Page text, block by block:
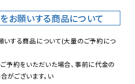
お願いする商品について
する商品について(大量のご予約につ
予約をいただいた場合、事前に代金の
がございます。い